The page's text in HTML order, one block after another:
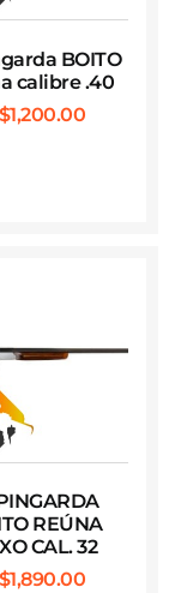
BOITO
calibre .40
1,200.00
REÚNA
CAL. 32
1,890.00